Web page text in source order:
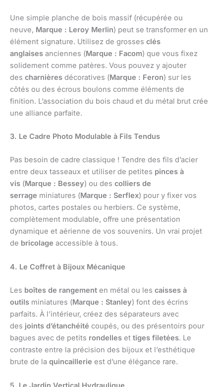
Une simple planche de bois massif (récupérée ou
neuve, Marque : Leroy Merlin) peut se transformer en un
élément signature. Utilisez de grosses clés
anglaises anciennes (Marque : Facom) que vous fixez
solidement comme patères. Vous pouvez y ajouter
des charnières décoratives (Marque : Feron) sur les
côtés ou des écrous boulons comme éléments de
finition. L’association du bois chaud et du métal brut crée
une alliance parfaite.
3. Le Cadre Photo Modulable à Fils Tendus
Pas besoin de cadre classique ! Tendre des fils d’acier
entre deux tasseaux et utiliser de petites pinces à
vis (Marque : Bessey) ou des colliers de
serrage miniatures (Marque : Serflex) pour y fixer vos
photos, cartes postales ou herbiers. Ce système,
complètement modulable, offre une présentation
dynamique et aérienne de vos souvenirs. Un vrai projet
de bricolage accessible à tous.
4. Le Coffret à Bijoux Mécanique
Les boîtes de rangement en métal ou les caisses à
outils miniatures (Marque : Stanley) font des écrins
parfaits. À l’intérieur, créez des séparateurs avec
des joints d’étanchéité coupés, ou des présentoirs pour
bagues avec de petits rondelles et tiges filetées. Le
contraste entre la précision des bijoux et l’esthétique
brute de la quincaillerie est d’une élégance rare.